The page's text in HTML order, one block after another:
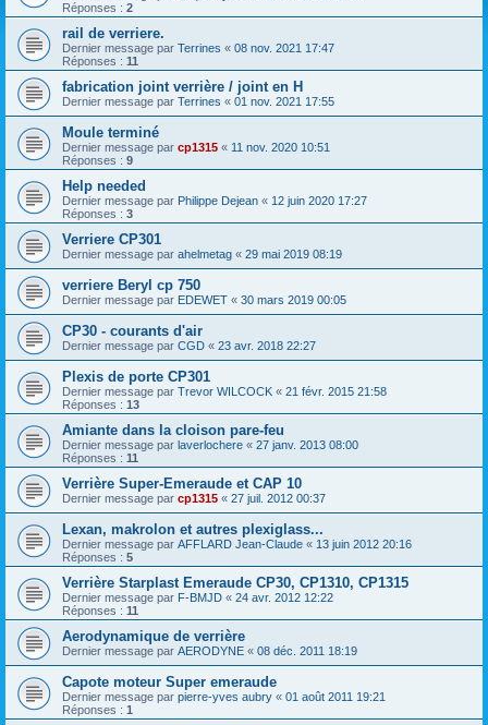
Réponses : 2
rail de verriere.
Dernier message par Terrines « 08 nov. 2021 17:47
Réponses : 11
fabrication joint verrière / joint en H
Dernier message par Terrines « 01 nov. 2021 17:55
Moule terminé
Dernier message par cp1315 « 11 nov. 2020 10:51
Réponses : 9
Help needed
Dernier message par Philippe Dejean « 12 juin 2020 17:27
Réponses : 3
Verriere CP301
Dernier message par ahelmetag « 29 mai 2019 08:19
verriere Beryl cp 750
Dernier message par EDEWET « 30 mars 2019 00:05
CP30 - courants d'air
Dernier message par CGD « 23 avr. 2018 22:27
Plexis de porte CP301
Dernier message par Trevor WILCOCK « 21 févr. 2015 21:58
Réponses : 13
Amiante dans la cloison pare-feu
Dernier message par laverlochere « 27 janv. 2013 08:00
Réponses : 11
Verrière Super-Emeraude et CAP 10
Dernier message par cp1315 « 27 juil. 2012 00:37
Lexan, makrolon et autres plexiglass...
Dernier message par AFFLARD Jean-Claude « 13 juin 2012 20:16
Réponses : 5
Verrière Starplast Emeraude CP30, CP1310, CP1315
Dernier message par F-BMJD « 24 avr. 2012 12:22
Réponses : 11
Aerodynamique de verrière
Dernier message par AERODYNE « 08 déc. 2011 18:19
Capote moteur Super emeraude
Dernier message par pierre-yves aubry « 01 août 2011 19:21
Réponses : 1